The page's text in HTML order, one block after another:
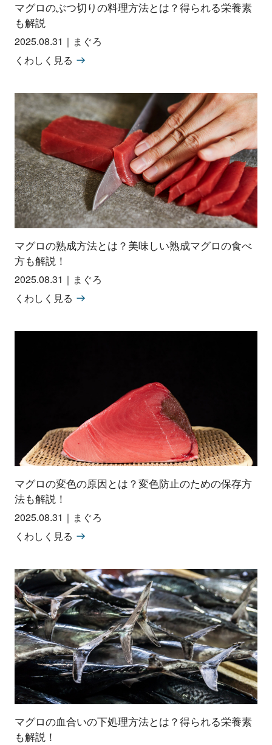
マグロのぶつ切りの料理方法とは？得られる栄養素
も解説
2025.08.31 ｜ まぐろ
くわしく見る
マグロの熟成方法とは？美味しい熟成マグロの食べ
方も解説！
2025.08.31 ｜ まぐろ
くわしく見る
マグロの変色の原因とは？変色防止のための保存方
法も解説！
2025.08.31 ｜ まぐろ
くわしく見る
マグロの血合いの下処理方法とは？得られる栄養素
も解説！